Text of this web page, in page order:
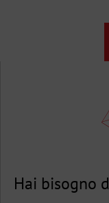
Hai bisogno